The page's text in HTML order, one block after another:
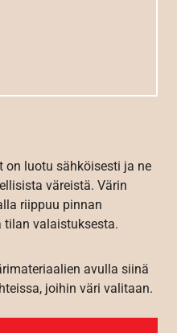
on luotu sähköisesti ja ne
väreistä. Värin
riippuu pinnan
valaistuksesta.
avulla siinä
joihin väri valitaan.